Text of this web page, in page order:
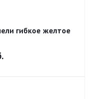
гибкое желтое